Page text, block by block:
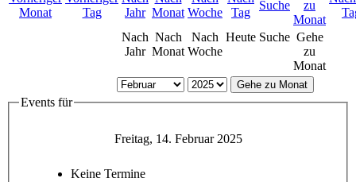
Nach
Jahr
Nach
Monat
Nach
Woche
Heute Suche Gehe
zu
Monat
Gehe zu Monat
Events für
Freitag, 14. Februar 2025
Keine Termine